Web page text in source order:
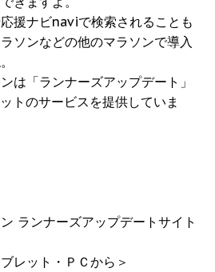
援ナビnaviで検索されることも
ソンなどの他のマラソンで導入
は「ランナーズアップデート」
トのサービスを提供していま
ランナーズアップデートサイト
レット・ＰＣから＞